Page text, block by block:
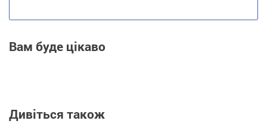
Вам буде цікаво
Дивіться також